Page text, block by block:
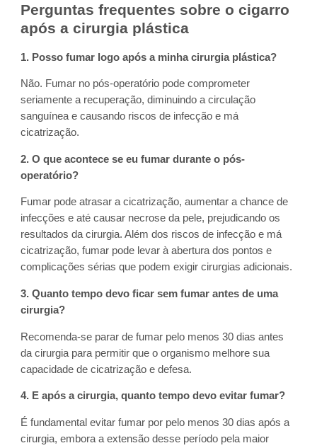
Perguntas frequentes sobre o cigarro
após a cirurgia plástica
1. Posso fumar logo após a minha cirurgia plástica?
Não. Fumar no pós-operatório pode comprometer
seriamente a recuperação, diminuindo a circulação
sanguínea e causando riscos de infecção e má
cicatrização.
2. O que acontece se eu fumar durante o pós-
operatório?
Fumar pode atrasar a cicatrização, aumentar a chance de
infecções e até causar necrose da pele, prejudicando os
resultados da cirurgia. Além dos riscos de infecção e má
cicatrização, fumar pode levar à abertura dos pontos e
complicações sérias que podem exigir cirurgias adicionais.
3. Quanto tempo devo ficar sem fumar antes de uma
cirurgia?
Recomenda-se parar de fumar pelo menos 30 dias antes
da cirurgia para permitir que o organismo melhore sua
capacidade de cicatrização e defesa.
4. E após a cirurgia, quanto tempo devo evitar fumar?
É fundamental evitar fumar por pelo menos 30 dias após a
cirurgia, embora a extensão desse período pela maior